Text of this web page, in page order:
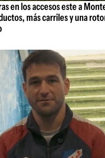
en los accesos este a
más carriles y una